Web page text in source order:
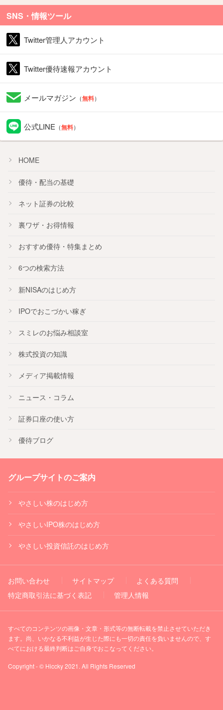
SNS・情報ツール
Twitter管理人アカウント
Twitter優待速報アカウント
メールマガジン （無料）
公式LINE （無料）
HOME
優待・配当の基礎
ネット証券の比較
裏ワザ・お得情報
おすすめ優待・ 特集まとめ
6つの検索方法
新NISAのはじめ方
IPOでおこづかい稼ぎ
スミレのお悩み相談室
株式投資の知識
メディア掲載情報
ニュース・コラム
証券口座の使い方
優待ブログ
グループサイトのご案内
やさしい株のはじめ方
やさしいIPO株のはじめ方
やさしい投資信託のはじめ方
お問い合わせ サイトマップ
よくある質問
特定商取引法に基づく表記
管理人情報
すべてのコンテンツの画像・文章・形式等の無断転載を禁止させていただき
ます。尚、いかなる不利益が生じた際にも一切の責任を負いませんので、す
べてにおける最終判断はご自身でおこなってください。
Copyright - © Hiccky 2021. All Rights Reserved